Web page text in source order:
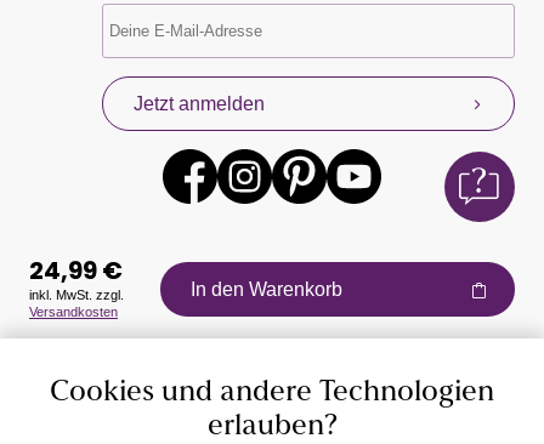
Jetzt anmelden
Auszeichnungen
24,99 €
inkl. MwSt. zzgl.
Versandkosten
In den Warenkorb
Cookies und andere Technologien
erlauben?